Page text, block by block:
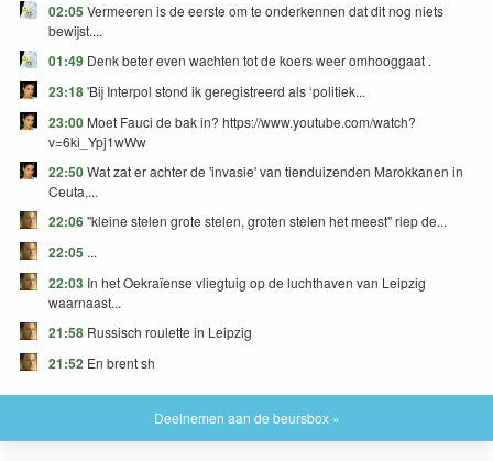
02:05 Vermeeren is de eerste om te onderkennen dat dit nog niets
bewijst....
01:49 Denk beter even wachten tot de koers weer omhooggaat .
23:18'Bij Interpol stond ik geregistreerd als ‘politiek...
23:00 Moet Fauci de bak in? https://www.youtube.com/watch?
v=6ki_Ypj1wWw
22:50Wat zat er achter de 'invasie' van tienduizenden Marokkanen in
Ceuta,...
22:06"kleine stelen grote stelen, groten stelen het meest" riep de...
22:05 ...
22:03 In het Oekraïense vliegtuig op de luchthaven van Leipzig
waarnaast...
21:58 Russisch roulette in Leipzig
21:52 En brent sh
Deelnemen aan de beursbox »